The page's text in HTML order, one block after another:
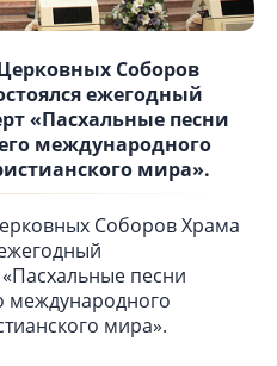
Соборов
ежегодный
«Пасхальные песни
международного
мира».
Соборов Храма
песни
международного
мира».